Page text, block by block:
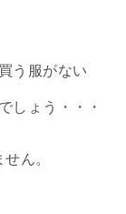
う服がない
しょう・・・
ん。